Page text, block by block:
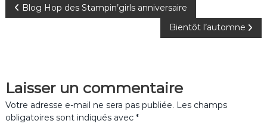
N
i
g
Blog Hop des Stampin’girls anniversaire
Bientôt l’automne
Laisser un commentaire
Votre adresse e-mail ne sera pas publiée. Les champs
obligatoires sont indiqués avec *